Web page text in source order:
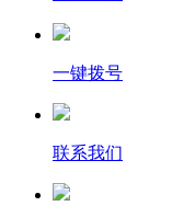
一键拨号
联系我们